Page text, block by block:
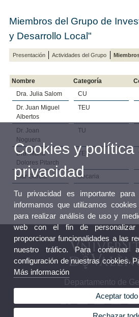
Miembros del Grupo de
y Desarrollo Local"
Presentación Actividades del Grupo
Nombre Categoría
Dra. Julia Salom
CU
Dr. Juan Miguel
Albertos
TEU
Dr. Joan
Noguera
TU
Dra. Maria
Dolores Pitarch
TEU
Mar García Becaria
Departamento de
Cookies y política
privacidad
Tu privacidad es importante
informamos que utilizamos
para realizar análisis de uso y
web con el fin de personalizar
proporcionar funcionalidades a las
nuestro tráfico. Para continuar
configuración de nuestras cookies.
Más información
Aceptar todo